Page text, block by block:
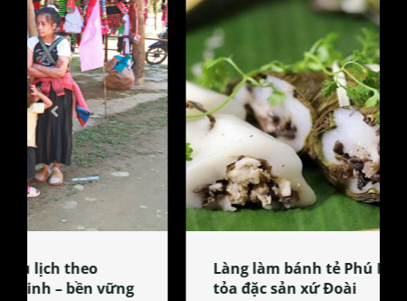
Làng làm bánh tẻ Phú Nhi – nơi lan
tỏa đặc sản xứ Đoài